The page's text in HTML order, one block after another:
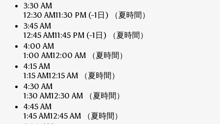
3:30 AM
12:30 AM11:30 PM (-1日)
（夏時間）
3:45 AM
12:45 AM11:45 PM (-1日)
（夏時間）
4:00 AM
1:00 AM12:00 AM
（夏時間）
4:15 AM
1:15 AM12:15 AM
（夏時間）
4:30 AM
1:30 AM12:30 AM
（夏時間）
4:45 AM
1:45 AM12:45 AM
（夏時間）